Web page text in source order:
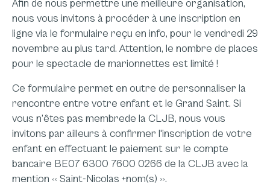
Afin de nous permettre une meilleure organisation,
nous vous invitons à procéder à une inscription en
ligne via le formulaire reçu en info, pour le vendredi 29
novembre au plus tard. Attention, le nombre de places
pour le spectacle de marionnettes est limité !
Ce formulaire permet en outre de personnaliser la
rencontre entre votre enfant et le Grand Saint. Si
vous n’êtes pas membrede la CLJB, nous vous
invitons par ailleurs à confirmer l'inscription de votre
enfant en effectuant le paiement sur le compte
bancaire BE07 6300 7600 0266 de la CLJB avec la
mention « Saint-Nicolas +nom(s) ».